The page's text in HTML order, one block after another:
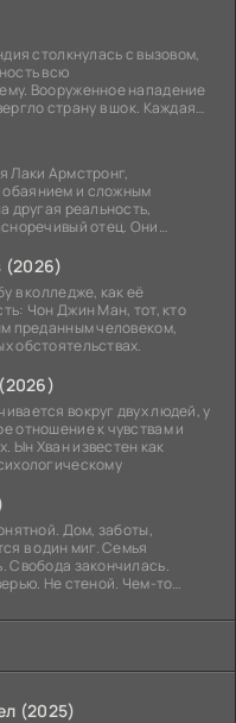
столкнулась с вызовом,
всю
Вооруженное нападение
страну в шок. Каждая
Лаки Армстронг,
и сложным
другая реальность,
отец. Они
(2026)
в колледже, как её
Чон Джин Ман, тот, кто
преданным человеком,
обстоятельствах.
вокруг двух людей, у
отношение к чувствам и
Ын Хван известен как
Дом, заботы,
в один миг. Семья
Свобода закончилась.
Не стеной. Чем-то
(2025)